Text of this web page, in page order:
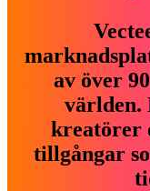
av över
världen.
kreatörer
tillgångar